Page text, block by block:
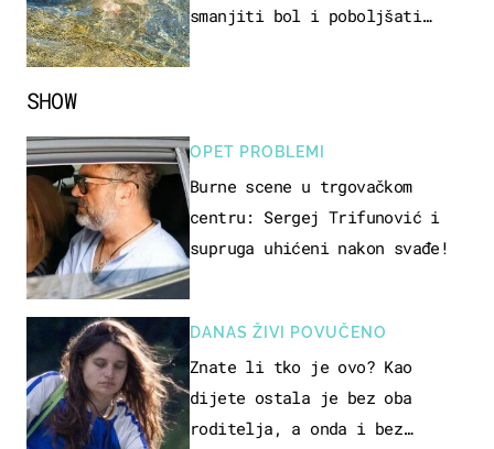
SHOW
OPET PROBLEMI
Burne scene u trgovačkom
centru: Sergej Trifunović i
supruga uhićeni nakon svađe!
DANAS ŽIVI POVUČENO
Znate li tko je ovo? Kao
dijete ostala je bez oba
roditelja, a onda i bez
smanjiti bol i poboljšati